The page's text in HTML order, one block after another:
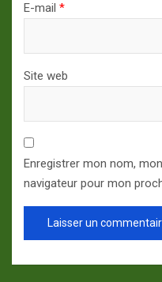
E-mail *
Site web
Enregistrer mon nom,
navigateur pour mon